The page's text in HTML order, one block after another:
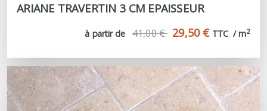
ARIANE TRAVERTIN 3 CM EPAISSEUR
à partir de 41,00 € 29,50 € TTC  / m2